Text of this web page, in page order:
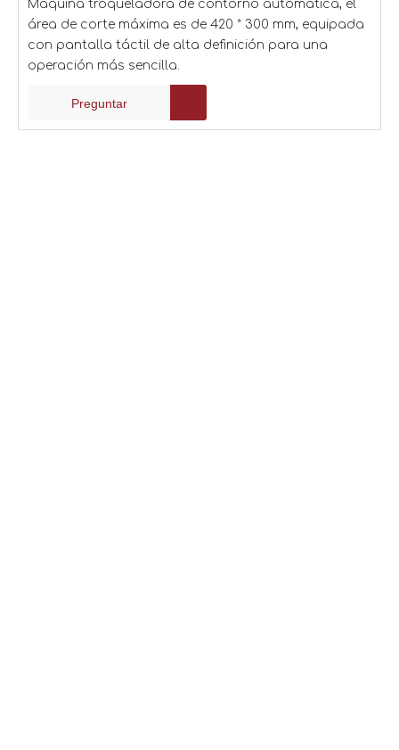
Máquina troqueladora de contorno automática, el
área de corte máxima es de 420 * 300 mm, equipada
con pantalla táctil de alta definición para una
operación más sencilla.
Preguntar